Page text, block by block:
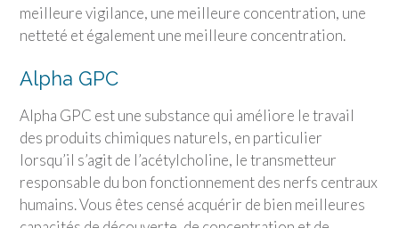
meilleure vigilance, une meilleure concentration, une
netteté et également une meilleure concentration.
Alpha GPC
Alpha GPC est une substance qui améliore le travail
des produits chimiques naturels, en particulier
lorsqu’il s’agit de l’acétylcholine, le transmetteur
responsable du bon fonctionnement des nerfs centraux
humains. Vous êtes censé acquérir de bien meilleures